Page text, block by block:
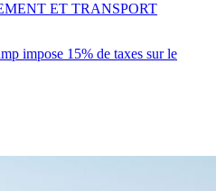
impose 15% de taxes sur le
ET TRANSPORT